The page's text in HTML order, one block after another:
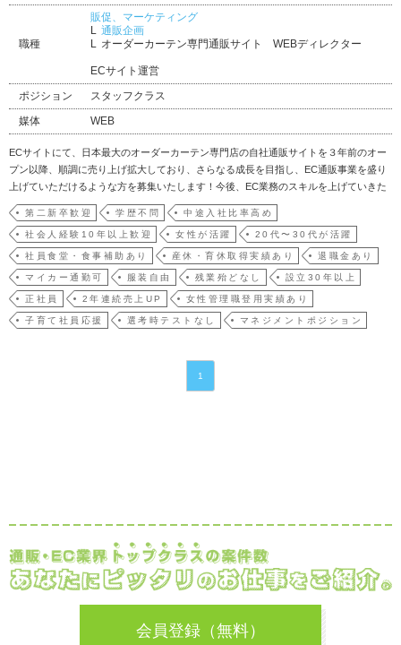
職種
販促、マーケティング
通販企画
オーダーカーテン専門通販サイト WEBディレクター
ECサイト運営
ポジション
スタッフクラス
媒体
WEB
ECサイトにて、日本最大のオーダーカーテン専門店の自社通販サイトを３年前のオー
プン以降、順調に売り上げ拡大しており、さらなる成長を目指し、EC通販事業を盛り
上げていただけるような方を募集いたします！今後、EC業務のスキルを上げていきた
い方、興味がある方、カーテンやインテリアにご興味が高い方まずは、応募ご希望お
待ちしております。■具体的な業務内容・WEBディレクターとして、サイトのページ企
画・設計・…
第二新卒歓迎 学歴不問 中途入社比率高め
社会人経験10年以上歓迎 女性が活躍 20代〜30代が活躍
社員食堂・食事補助あり 産休・育休取得実績あり 退職金あり
マイカー通勤可 服装自由 残業殆どなし 設立30年以上
正社員 2年連続売上UP 女性管理職登用実績あり
子育て社員応援 選考時テストなし マネジメントポジション
1
会員登録（無料）